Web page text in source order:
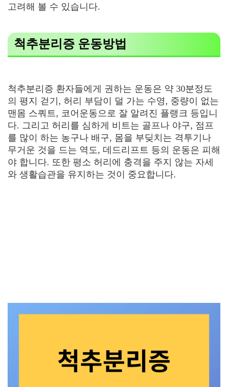
고려해 볼 수 있습니다.
척추분리증 운동방법
척추분리증 환자들에게 권하는 운동은 약 30분정도
의 평지 걷기, 허리 부담이 덜 가는 수영, 중량이 없는
맨몸 스쿼트, 코어운동으로 잘 알려진 플랭크 등입니
다. 그리고 허리를 심하게 비트는 골프나 야구, 점프
를 많이 하는 농구나 배구, 몸을 부딪치는 격투기나
무거운 것을 드는 역도, 데드리프트 등의 운동은 피해
야 합니다. 또한 평소 허리에 충격을 주지 않는 자세
와 생활습관을 유지하는 것이 중요합니다.